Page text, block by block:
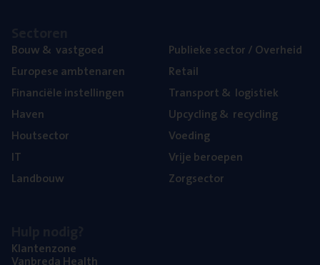
Bouw& vastgoed
Euro­pe­se ambtenaren
Finan­ci­ë­le instellingen
Haven
Hout­sec­tor
IT
Land­bouw
Publie­ke sec­tor / Overheid
Retail
Trans­port& logistiek
Upcy­cling& recycling
Voe­ding
Vrije beroe­pen
Zorg­sec­tor
Klan­ten­zo­ne
Van­b­re­da Health